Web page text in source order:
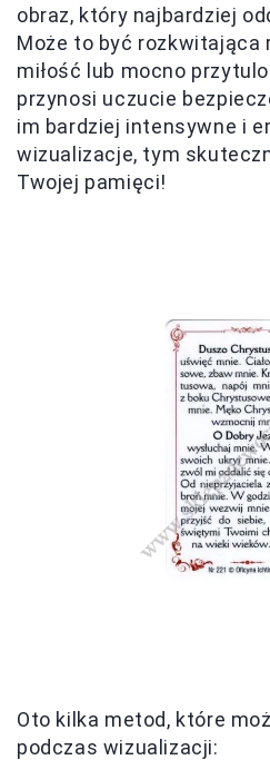
obraz, który najbardziej
Może to być rozkwitająca
miłość lub mocno
przynosi uczucie
im bardziej intensywne i
wizualizacje, tym
Twojej pamięci!
Oto kilka metod, które
podczas wizualizacji: